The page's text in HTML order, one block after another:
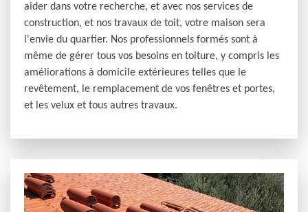
aider dans votre recherche, et avec nos services de
construction, et nos travaux de toit, votre maison sera
l'envie du quartier. Nos professionnels formés sont à
même de gérer tous vos besoins en toiture, y compris les
améliorations à domicile extérieures telles que le
revêtement, le remplacement de vos fenêtres et portes,
et les velux et tous autres travaux.